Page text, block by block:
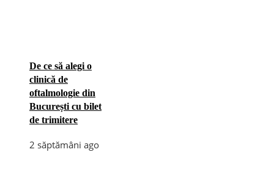
De ce să alegi o
clinică de
oftalmologie din
București cu bilet
de trimitere
2 săptămâni ago